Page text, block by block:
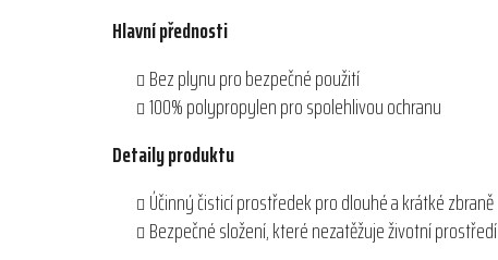
Hlavní přednosti
Bez plynu pro bezpečné použití
100% polypropylen pro spolehlivou ochranu
Detaily produktu
Účinný čisticí prostředek pro dlouhé a krátké zbraně
Bezpečné složení, které nezatěžuje životní prostředí